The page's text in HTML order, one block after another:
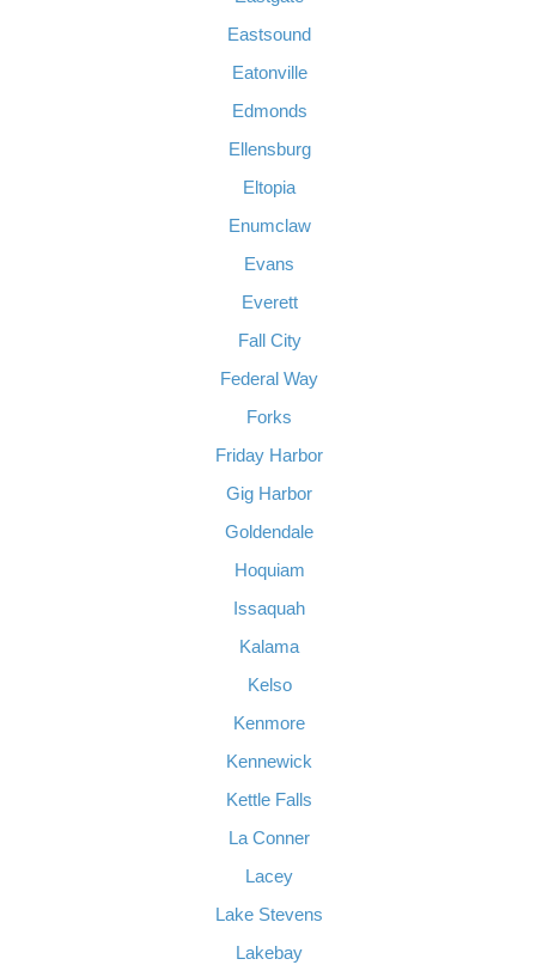
Eastsound
Eatonville
Edmonds
Ellensburg
Eltopia
Enumclaw
Evans
Everett
Fall City
Federal Way
Forks
Friday Harbor
Gig Harbor
Goldendale
Hoquiam
Issaquah
Kalama
Kelso
Kenmore
Kennewick
Kettle Falls
La Conner
Lacey
Lake Stevens
Lakebay